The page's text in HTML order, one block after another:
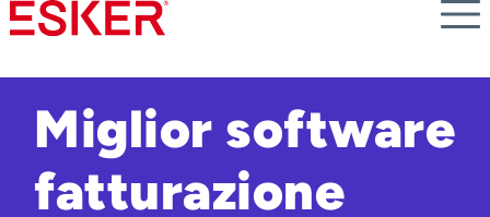
Skip
to
content
Miglior software
fatturazione